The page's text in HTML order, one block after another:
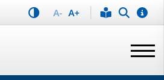
A- A+